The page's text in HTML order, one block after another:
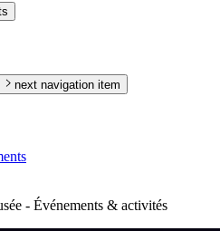
next navigation item
- Événements & activités